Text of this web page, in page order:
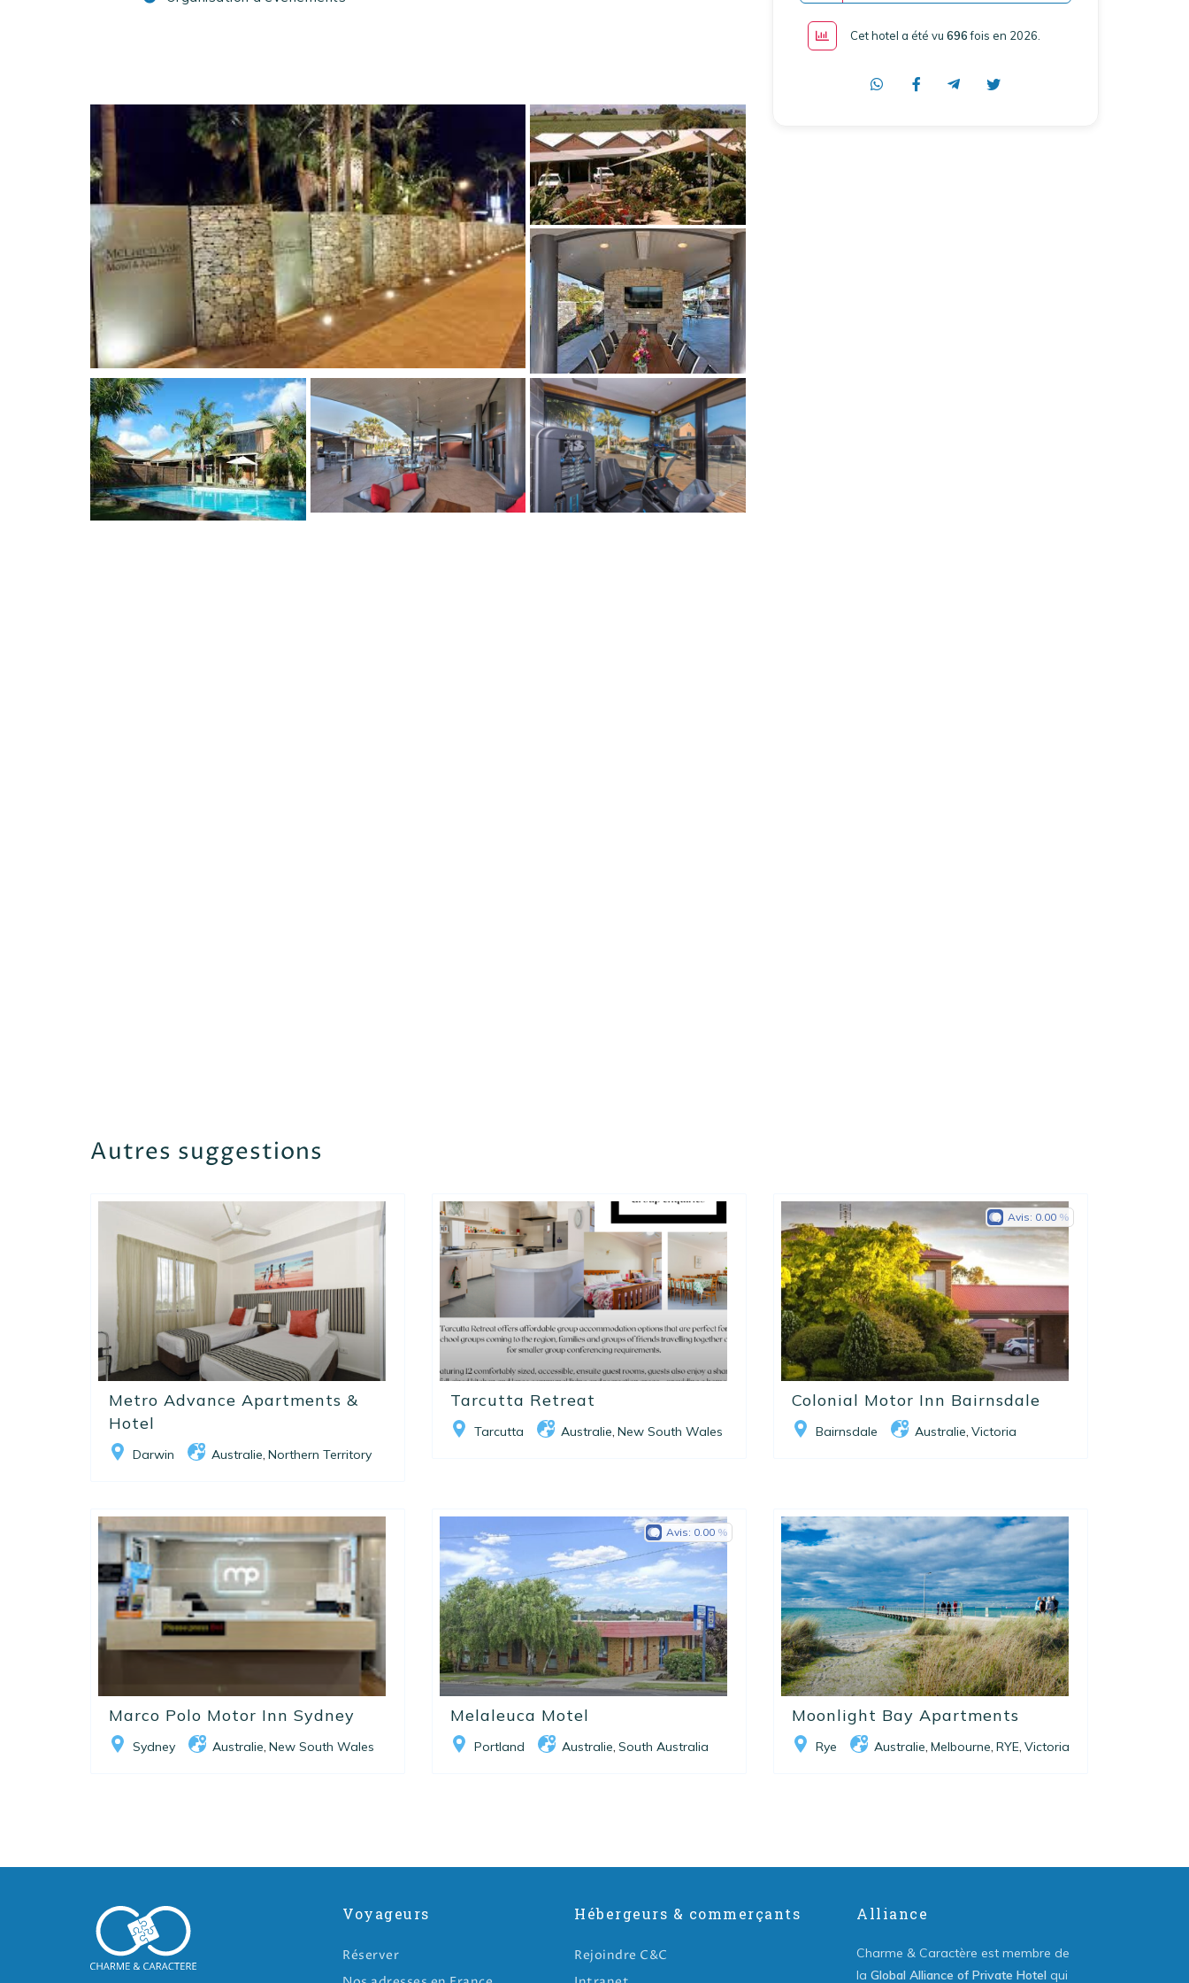
Cet hotel a été vu 696fois en 2026
Autres suggestions
Metro Advance Apartments &
Hotel
Darwin Australie Northern Territory
Tarcutta Retreat
Tarcutta Australie ,New South Wales
Colonial Motor Inn Bairnsdale
Bairnsdale Australie ,Victoria
Avis: 0.00
Marco Polo Motor Inn Sydney
Sydney Australie New South Wales
Melaleuca Motel
Portland Australie ,South Australia
Avis: 0.00
Moonlight Bay Apartments
Rye Australie ,Melbourne ,RYE ,Victoria
Voyageurs
Réserver
Hébergeurs & commerçants
Rejoindre C&C
Alliance
Charme & Caractère est membre de
laGlobal Alliance of Private Hotel qui